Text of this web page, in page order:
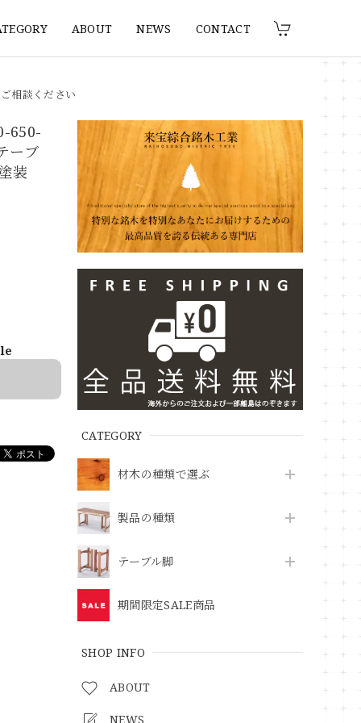
ABOUT NEWS CONTACT
相談ください
CATEGORY
材木の種類で選ぶ
製品の種類
テーブル脚
期間限定SALE商品
SHOP INFO
ABOUT
NEWS
650-
ーブ
装